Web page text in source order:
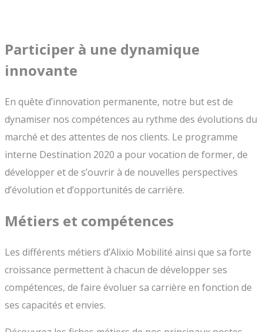
Participer à une dynamique
innovante
En quête d’innovation permanente, notre but est de
dynamiser nos compétences au rythme des évolutions du
marché et des attentes de nos clients. Le programme
interne Destination 2020 a pour vocation de former, de
développer et de s’ouvrir à de nouvelles perspectives
d’évolution et d’opportunités de carrière.
Métiers et compétences
Les différents métiers d’Alixio Mobilité ainsi que sa forte
croissance permettent à chacun de développer ses
compétences, de faire évoluer sa carrière en fonction de
ses capacités et envies.